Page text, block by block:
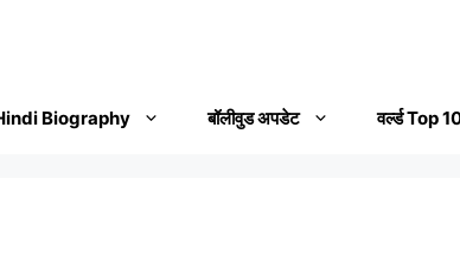
Biography बॉलीवुड अपडेट वर्ल्ड Top